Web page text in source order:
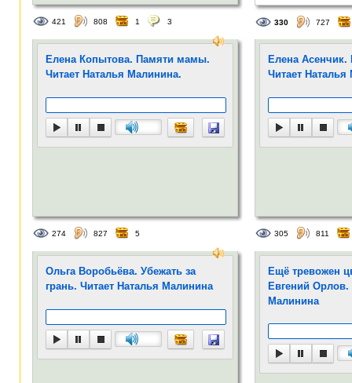
421 808 1 3 330 727
Елена Копытова. Памяти мамы.
Читает Наталья Малинина.
274 827 5
Елена
Читает
305 811
Ольга Воробьёва. Убежать за
грань. Читает Наталья Малинина
Ещё тревожен
Евгений Орлов.
Малинина